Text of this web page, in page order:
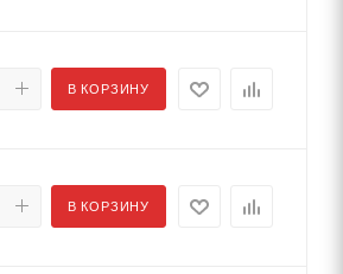
В КОРЗИНУ
В КОРЗИНУ